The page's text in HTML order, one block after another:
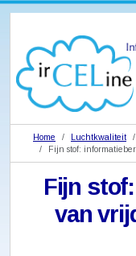
Home Luchtkwaliteit
Fijn stof:
Fijn
van